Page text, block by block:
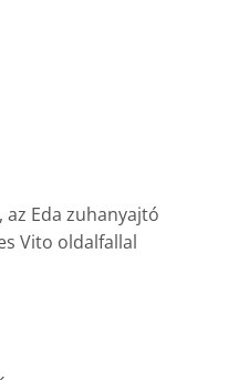
Eda zuhanyajtó
Vito oldalfallal